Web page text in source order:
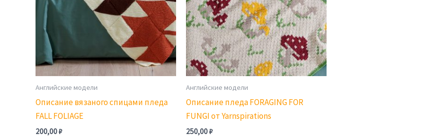
Английские модели
Описание вязаного спицами пледа
FALL FOLIAGE
200,00₽
Английские модели
Описание пледа FORAGING FOR
FUNGI от Yarnspirations
250,00₽